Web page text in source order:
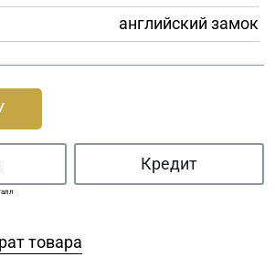
английский замок
Кредит
товара